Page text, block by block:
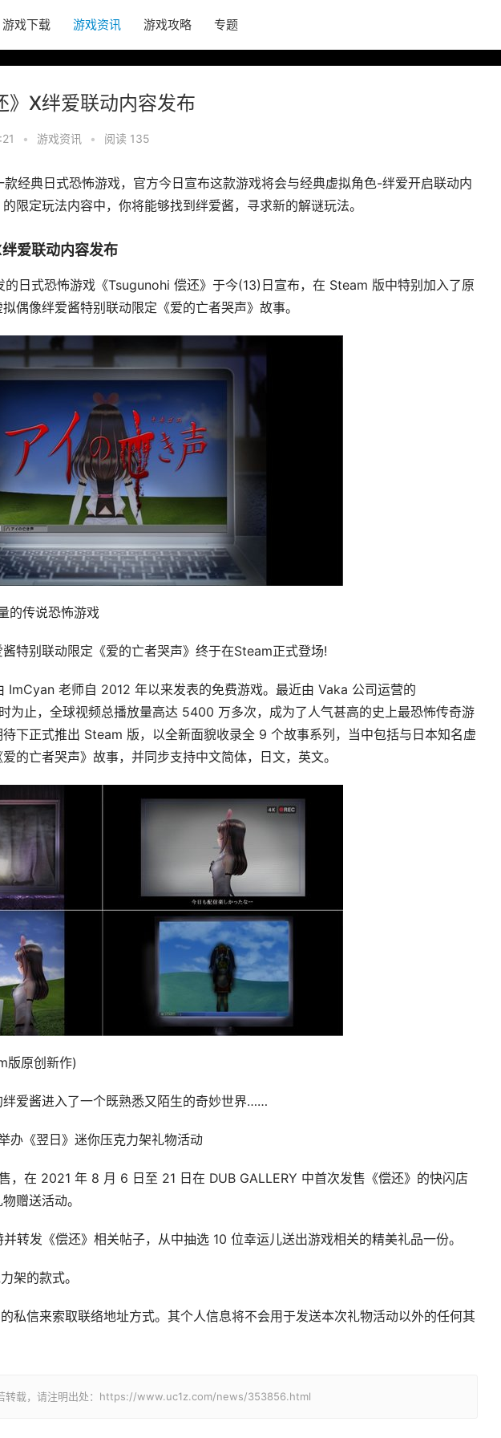
游戏下载 游戏资讯 游戏攻略 专题
》X绊爱联动内容发布
• 游戏资讯 • 阅读 135
款经典日式恐怖游戏，官方今日宣布这款游戏将会与经典虚拟角色-绊爱开启联动内
限定玩法内容中，你将能够找到绊爱酱，寻求新的解谜玩法。
爱联动内容发布
日式恐怖游戏《Tsugunohi 偿还》于今(13)日宣布，在 Steam 版中特别加入了原
偶像绊爱酱特别联动限定《爱的亡者哭声》故事。
的传说恐怖游戏
特别联动限定《爱的亡者哭声》终于在Steam正式登场!
ImCyan 老师自 2012 年以来发表的免费游戏。最近由 Vaka 公司运营的
为止，全球视频总播放量高达 5400 万多次，成为了人气甚高的史上最恐怖传奇游
下正式推出 Steam 版，以全新面貌收录全 9 个故事系列，当中包括与日本知名虚
的亡者哭声》故事，并同步支持中文简体，日文，英文。
版原创新作)
爱酱进入了一个既熟悉又陌生的奇妙世界……
办《翌日》迷你压克力架礼物活动
，在 2021 年 8 月 6 日至 21 日在 DUB GALLERY 中首次发售《偿还》的快闪店
赠送活动。
转发《偿还》相关帖子，从中抽选 10 位幸运儿送出游戏相关的精美礼品一份。
架的款式。
私信来索取联络地址方式。其个人信息将不会用于发送本次礼物活动以外的任何其
转载，请注明出处：https://www.uc1z.com/news/353856.html